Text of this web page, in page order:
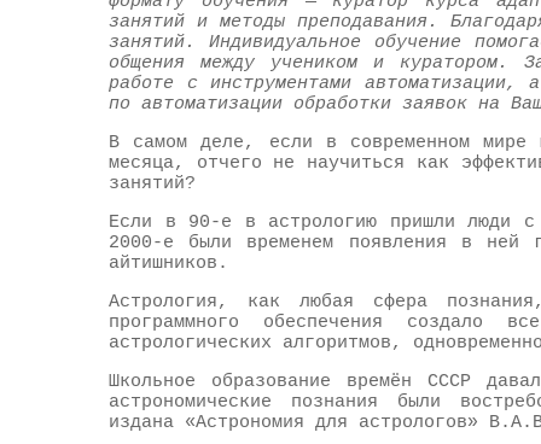
занятий и методы преподавания.
занятий. Индивидуальное обучение
общения между учеником и куратором.
работе с инструментами автоматизации,
по автоматизации обработки заявок на
В самом деле, если в современном мире
месяца, отчего не научиться как
занятий?
Если в 90-е в астрологию пришли люди с
2000-е были временем появления в ней
айтишников.
Астрология, как любая сфера
программного обеспечения создало
астрологических алгоритмов,
Школьное образование времён СССР
астрономические познания были
издана «Астрономия для астрологов»